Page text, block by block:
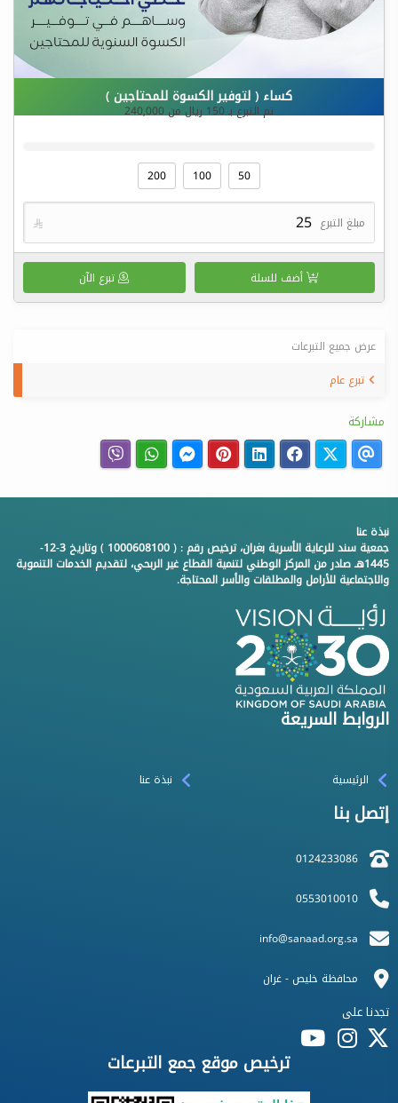
كساء ( لتوفير الكسوة للمحتاجين )
تم التبرع بـ150ريال من240,000
50
100
200
مبلغ التبرع 
أضف للسلة تبرع الآن
عرض جميع التبرعات
تبرع عام
مشاركة
نبذة عنا
جمعية سند للرعاية الأسرية بغران، ترخيص رقم : ( 1000608100 ) وتاريخ 3-12-
1445هـ صادر من المركز الوطني لتنمية القطاع غير الربحي، لتقديم الخدمات التنموية
والاجتماعية للأرامل والمطلقات والأسر المحتاجة.
الروابط السريعة
الرئيسية نبذة عنا
إتصل بنا
0124233086
0553010010
info@sanaad.org.sa
محافظة خليص - غران
تجدنا على
ترخيص موقع جمع التبرعات